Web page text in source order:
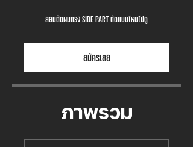
สอนตัดผมทรง SIDE PART ตัดแบบไหนไปดู
สมัครเลย
ภาพรวม